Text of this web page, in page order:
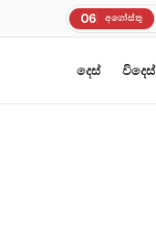
06 අගෝස්තු
දෙස් විදෙස්